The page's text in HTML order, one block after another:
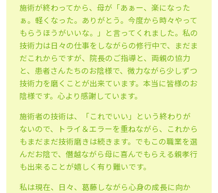
施術が終わってから、母が「あぁー、楽になった
ぁ。軽くなった。ありがとう。今度から時々やって
もらうほうがいいな。」と言ってくれました。私の
技術力は日々の仕事をしながらの修行中で、まだま
だこれからですが、院長のご指導と、両親の協力
と、患者さんたちのお陰様で、微力ながら少しずつ
技術力を磨くことが出来ています。本当に皆様のお
陰様です。心より感謝しています。
施術者の技術は、「これでいい」という終わりが
ないので、トライ＆エラーを重ねながら、これから
もまだまだ技術磨きは続きます。でもこの職業を選
んだお陰で、僭越ながら母に喜んでもらえる親孝行
も出来ることが嬉しく有り難いです。
私は現在、日々、葛藤しながら心身の成長に向か